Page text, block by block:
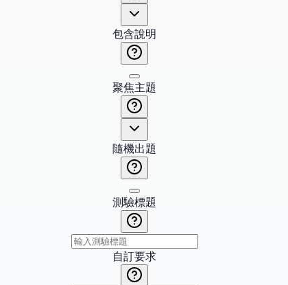
包含說明
聚焦主題
隨機出題
測驗標題
自訂要求